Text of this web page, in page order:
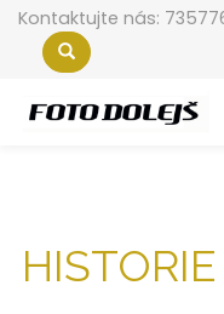
Kontaktujte nás: